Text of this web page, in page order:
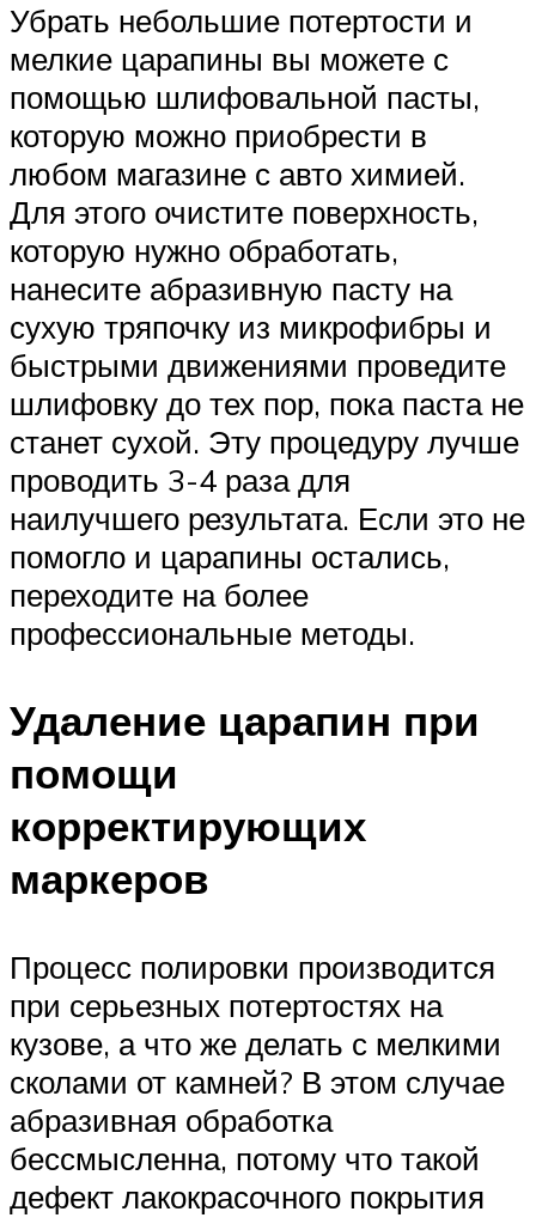
Убрать небольшие потертости и
мелкие царапины вы можете с
помощью шлифовальной пасты,
которую можно приобрести в
любом магазине с авто химией.
Для этого очистите поверхность,
которую нужно обработать,
нанесите абразивную пасту на
сухую тряпочку из микрофибры и
быстрыми движениями проведите
шлифовку до тех пор, пока паста не
станет сухой. Эту процедуру лучше
проводить 3-4 раза для
наилучшего результата. Если это не
помогло и царапины остались,
переходите на более
профессиональные методы.
Удаление царапин при
помощи
корректирующих
маркеров
Процесс полировки производится
при серьезных потертостях на
кузове, а что же делать с мелкими
сколами от камней? В этом случае
абразивная обработка
бессмысленна, потому что такой
дефект лакокрасочного покрытия